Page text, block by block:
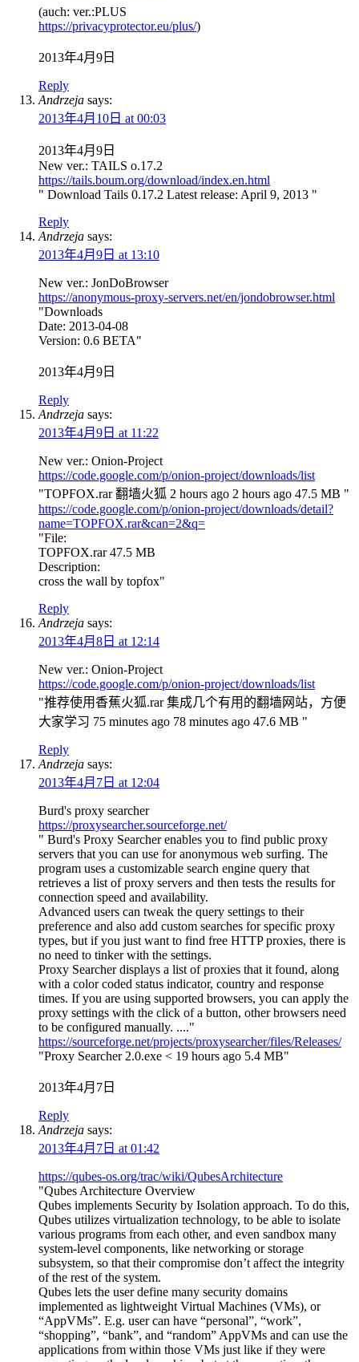
(auch: ver.:PLUS
https://privacyprotector.eu/plus/)
2013年4月9日
Reply
Andrzeja says:
2013年4月10日 at 00:03
2013年4月9日
New ver.: TAILS o.17.2
https://tails.boum.org/download/index.en.html
" Download Tails 0.17.2 Latest release: April 9, 2013 "
Reply
Andrzeja says:
2013年4月9日 at 13:10
New ver.: JonDoBrowser
https://anonymous-proxy-servers.net/en/jondobrowser.html
"Downloads
Date: 2013-04-08
Version: 0.6 BETA"
2013年4月9日
Reply
Andrzeja says:
2013年4月9日 at 11:22
New ver.: Onion-Project
https://code.google.com/p/onion-project/downloads/list
"TOPFOX.rar 翻墙火狐 2 hours ago 2 hours ago 47.5 MB "
https://code.google.com/p/onion-project/downloads/detail?
name=TOPFOX.rar&can=2&q=
"File:
TOPFOX.rar 47.5 MB
Description:
cross the wall by topfox"
Reply
Andrzeja says:
2013年4月8日 at 12:14
New ver.: Onion-Project
https://code.google.com/p/onion-project/downloads/list
"推荐使用香蕉火狐.rar 集成几个有用的翻墙网站，方便
大家学习 75 minutes ago 78 minutes ago 47.6 MB "
Reply
Andrzeja says:
2013年4月7日 at 12:04
Burd's proxy searcher
https://proxysearcher.sourceforge.net/
" Burd's Proxy Searcher enables you to find public proxy
servers that you can use for anonymous web surfing. The
program uses a customizable search engine query that
retrieves a list of proxy servers and then tests the results for
connection speed and availability.
Advanced users can tweak the query settings to their
preference and also add custom searches for specific proxy
types, but if you just want to find free HTTP proxies, there is
no need to tinker with the settings.
Proxy Searcher displays a list of proxies that it found, along
with a color coded status indicator, country and response
times. If you are using supported browsers, you can apply the
proxy settings with the click of a button, other browsers need
to be configured manually. ...."
https://sourceforge.net/projects/proxysearcher/files/Releases/
"Proxy Searcher 2.0.exe < 19 hours ago 5.4 MB"
2013年4月7日
Reply
Andrzeja says:
2013年4月7日 at 01:42
https://qubes-os.org/trac/wiki/QubesArchitecture
"Qubes Architecture Overview
Qubes implements Security by Isolation approach. To do this,
Qubes utilizes virtualization technology, to be able to isolate
various programs from each other, and even sandbox many
system-level components, like networking or storage
subsystem, so that their compromise don’t affect the integrity
of the rest of the system.
Qubes lets the user define many security domains
implemented as lightweight Virtual Machines (VMs), or
“AppVMs”. E.g. user can have “personal”, “work”,
“shopping”, “bank”, and “random” AppVMs and can use the
applications from within those VMs just like if they were